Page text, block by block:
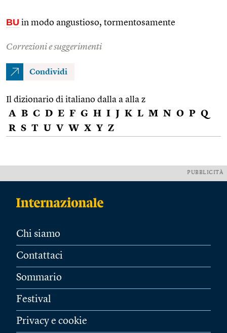
BU in modo angustioso, tormentosamente
Correzioni e suggerimenti
Condividi
Il dizionario di italiano dalla a alla z
A B C D E F G H I J K L M N O P Q
R S T U V W X Y Z
PUBBLICITÀ
Chi siamo
Contattaci
Sommario
Festival
Privacy e cookie